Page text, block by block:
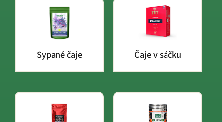
Sypané čaje Čaje v sáčku